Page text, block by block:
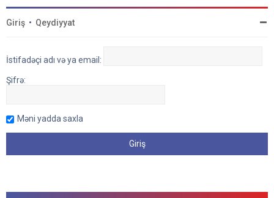
Giriş • Qeydiyyat
İstifadəçi adı və ya email:
Şifrə:
Məni yadda saxla